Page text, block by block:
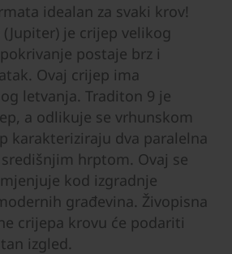
idealan za svaki krov!
je crijep velikog
postaje brz i
Ovaj crijep ima
letvanja. Traditon 9 je
a odlikuje se vrhunskom
karakteriziraju dva paralelna
hrptom. Ovaj se
kod izgradnje
građevina. Živopisna
crijepa krovu će podariti
izgled.